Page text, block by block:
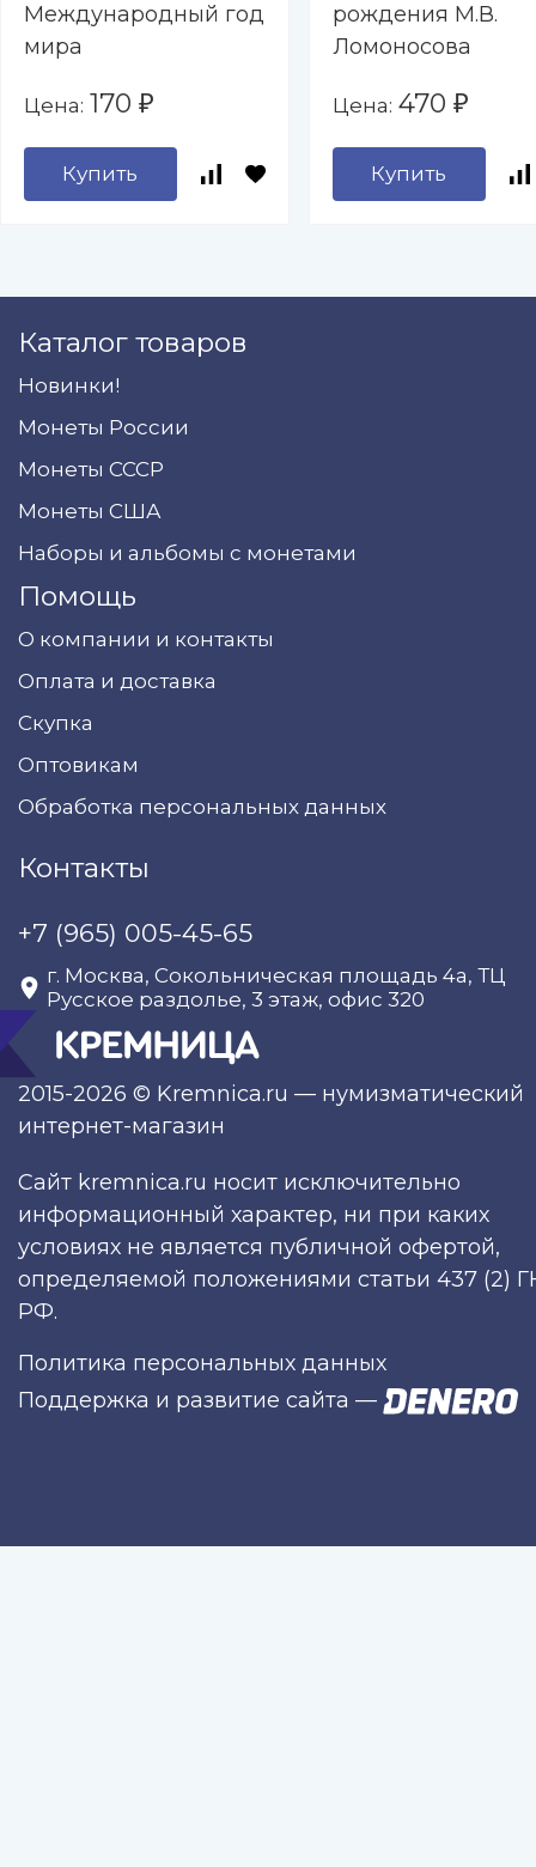
Международный год
мира
Цена: 170 ₽
Купить
рождения М.В.
Ломоносова
Цена: 470 ₽
Купить
2015-2026 © Kremnica.ru — нумизматический
интернет-магазин
Каталог товаров
Новинки!
Монеты России
Монеты СССР
Монеты США
Наборы и альбомы с монетами
Помощь
О компании и контакты
Оплата и доставка
Скупка
Оптовикам
Обработка персональных данных
Контакты
+7 (965) 005-45-65
г. Москва, Сокольническая площадь 4а, ТЦ
Русское раздолье, 3 этаж, офис 320
Сайт kremnica.ru носит исключительно
информационный характер, ни при каких
условиях не является публичной офертой,
определяемой положениями статьи 437 (2)
РФ.
Политика персональных данных
Поддержка и развитие сайта —